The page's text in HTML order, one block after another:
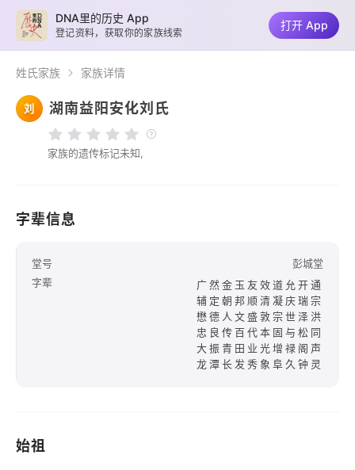
姓氏家族 家族详情
刘 湖南益阳安化刘氏
家族的遗传标记未知,
字辈信息
堂号
彭城堂
字辈
广然金玉友效道允开通
辅定朝邦顺清凝庆瑞宗
懋德人文盛敦宗世泽洪
忠良传百代本固与松同
大振青田业光增禄阁声
龙潭长发秀象阜久钟灵
始祖
DNA里的历史 App
登记资料，获取你的家族线索
打开 App